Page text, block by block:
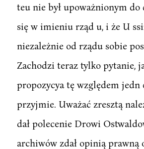
teu nie był upoważnionym do
się w imieniu rząd u, i że U
niezależnie od rządu sobie
Zachodzi teraz tylko pytanie,
propozycya tę względem jedn
przyjmie. Uważać zresztą
dał polecenie Drowi
archiwów zdał opinią prawną